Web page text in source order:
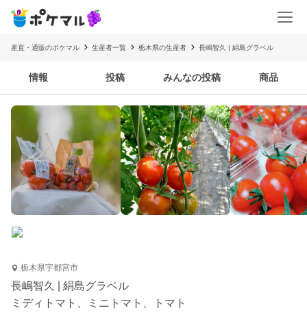
産直・通販のポケマル 生産者一覧 栃木県の生産者 長嶋智久 | 絹島グラベル
情報 投稿 みんなの投稿 商品
栃木県宇都宮市
長嶋智久 | 絹島グラベル
ミディトマト、ミニトマト、トマト